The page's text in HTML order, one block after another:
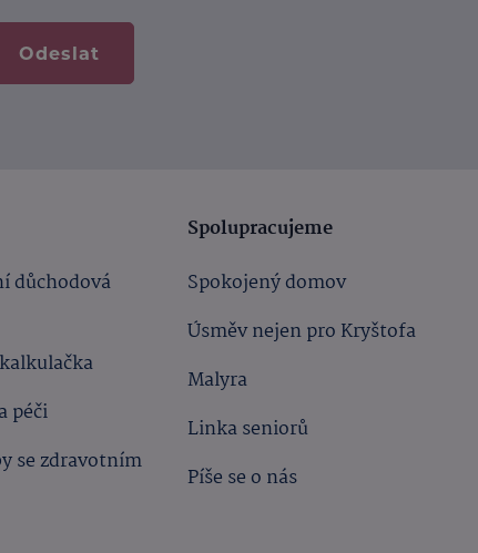
Odeslat
důchodová
péči
se zdravotním
Spolupracujeme
Spokojený domov
Úsměv nejen pro Kryštofa
Malyra
Linka seniorů
Píše se o nás